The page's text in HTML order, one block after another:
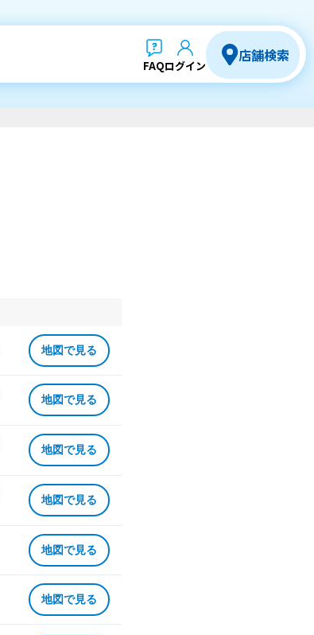
FAQログイン
店舗検索
地図で見る
地図で見る
地図で見る
地図で見る
地図で見る
地図で見る